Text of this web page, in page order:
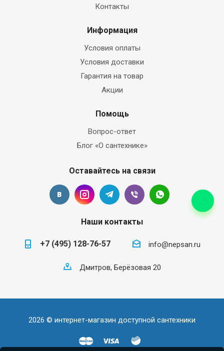
Контакты
Информация
Условия оплаты
Условия доставки
Гарантия на товар
Акции
Помощь
Вопрос-ответ
Блог «О сантехнике»
Оставайтесь на связи
Наши контакты
+7 (495) 128-76-57 info@nepsan.ru
Дмитров, Берёзовая 20
2026 © интернет-магазин доступной сантехники